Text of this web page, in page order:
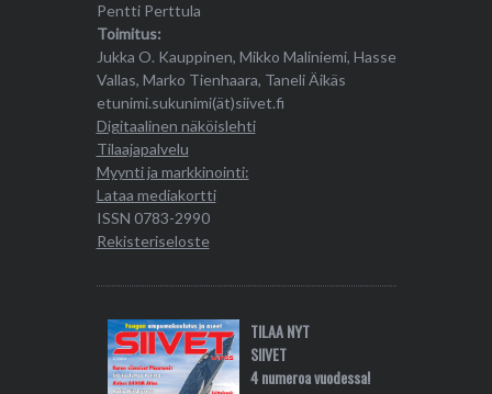
Pentti Perttula
Toimitus:
Jukka O. Kauppinen, Mikko Maliniemi, Hasse
Vallas, Marko Tienhaara, Taneli Äikäs
etunimi.sukunimi(ät)siivet.fi
Digitaalinen näköislehti
Tilaajapalvelu
Myynti ja markkinointi:
Lataa mediakortti
ISSN 0783-2990
Rekisteriseloste
TILAA NYT
SIIVET
4 numeroa vuodessa!